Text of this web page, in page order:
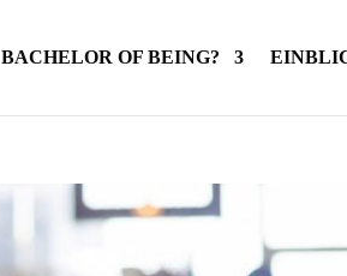
BACHELOR OF BEING?